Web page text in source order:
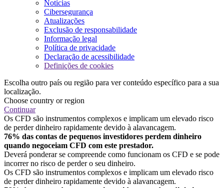
Notícias
Cibersegurança
Atualizações
Exclusão de responsabilidade
Informação legal
Política de privacidade
Declaração de acessibilidade
Definições de cookies
Escolha outro país ou região para ver conteúdo específico para a sua
localização.
Choose country or region
Continuar
Os CFD são instrumentos complexos e implicam um elevado risco
de perder dinheiro rapidamente devido à alavancagem.
76% das contas de pequenos investidores perdem dinheiro
quando negoceiam CFD com este prestador.
Deverá ponderar se compreende como funcionam os CFD e se pode
incorrer no risco de perder o seu dinheiro.
Os CFD são instrumentos complexos e implicam um elevado risco
de perder dinheiro rapidamente devido à alavancagem.